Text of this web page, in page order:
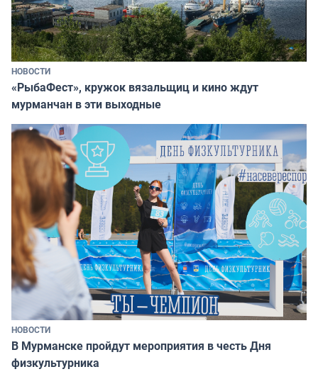
НОВОСТИ
«РыбаФест», кружок вязальщиц и кино ждут
мурманчан в эти выходные
НОВОСТИ
В Мурманске пройдут мероприятия в честь Дня
физкультурника